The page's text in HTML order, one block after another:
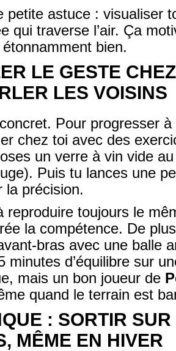
petite astuce : visualiser
qui traverse l’air. Ça
bien.
LE GESTE
LES VOISINS
Pour progresser à
chez toi avec des
un verre à vin vide
Puis tu lances une
la précision.
reproduire toujours le
la compétence. De
bras avec une balle
minutes d’équilibre sur
mais un bon joueur de
quand le terrain est
: SORTIR SUR
MÊME EN HIVER